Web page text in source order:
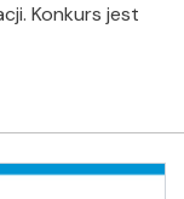
Konkurs jest